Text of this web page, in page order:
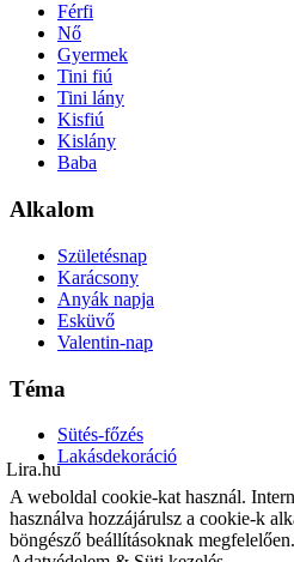
Lira.hu
Férfi
Nő
Gyermek
Tini fiú
Tini lány
Kisfiú
Kislány
Baba
Alkalom
Születésnap
Karácsony
Anyák napja
Esküvő
Valentin-nap
Téma
Sütés-főzés
Lakásdekoráció
A weboldal cookie-kat használ.
használva hozzájárulsz a cookie-k
böngésző beállításoknak megfelelően.